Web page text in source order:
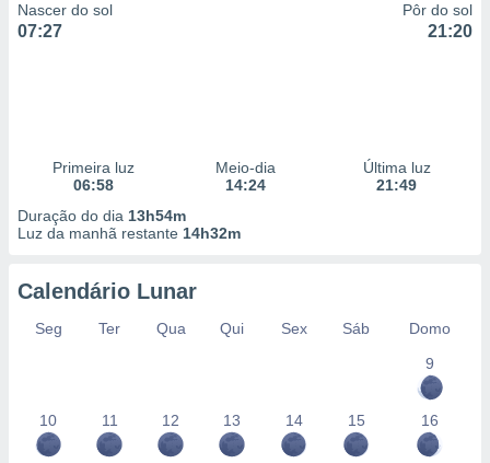
Nascer do sol
07:27
Pôr do sol
21:20
Primeira luz
06:58
Meio-dia
14:24
Última luz
21:49
Duração do dia 13h54m
Luz da manhã restante 14h32m
Calendário Lunar
Seg Ter Qua Qui Sex Sáb
Domo
9
10 11 12 13 14 15 16